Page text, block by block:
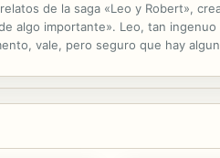
de la saga «Leo y Robert»,
algo importante». Leo, tan
vale, pero seguro que hay